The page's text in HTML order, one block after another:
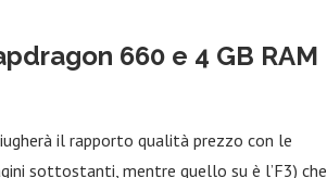
660 e 4 GB RAM
il rapporto qualità prezzo con le
sottostanti, mentre quello su è l’F3) che